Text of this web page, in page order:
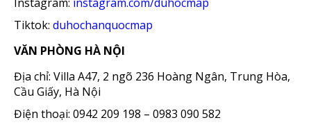
Tiktok: duhochanquocmap
VĂN PHÒNG HÀ NỘI
Địa chỉ: Villa A47, 2 ngõ 236 Hoàng Ngân, Trung Hòa,
Cầu Giấy, Hà Nội
Điện thoại: 0942 209 198 – 0983 090 582